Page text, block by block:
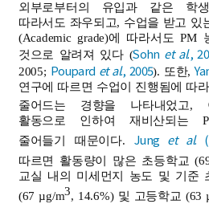
외부로부터의 유입과 같은 학생
따라서도 좌우되고, 수업을 받고 있
(Academic grade)에 따라서도 PM
것으로 알려져 있다 (Sohn et al.,
2005; Poupard et al., 2005). 또한,
연구에 따르면 수업이 진행됨에 따
줄어드는 경향을 나타내었고,
활동으로 인하여 재비산되는
줄어들기 때문이다. Jung et al.
따르면 활동량이 많은 초등학교
교실 내의 미세먼지 농도 및 기준
(67 µg/m3, 14.6%) 및 고등학교 (63